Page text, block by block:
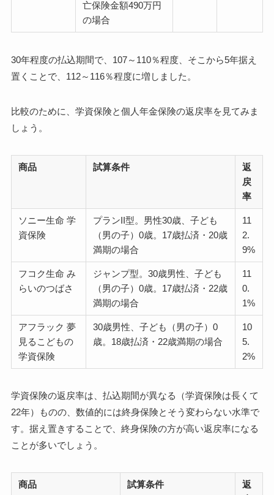
亡保険金額490万円
の場合
30年程度の払込期間で、107～110％程度、そこから5年据え
置くことで、112～116％程度に増しました。
比較のために、学資保険と個人年金保険の返戻率を見てみま
しょう。
商品 試算条件
返
戻
率
ソニー生命 学
資保険
プランII型。男性30歳、子ども
（男の子）0歳。17歳払済・20歳
満期の場合
11
2.
9%
フコク生命 み
らいのつばさ
ジャンプ型。30歳男性、子ども
（男の子）0歳。17歳払済・22歳
満期の場合
11
0.
1%
アフラック 夢
見るこどもの
学資保険
30歳男性、子ども（男の子）0
歳。18歳払済・22歳満期の場合
10
5.
2%
学資保険の返戻率は、払込期間が異なる（学資保険は長くて
22年）ものの、数値的には終身保険とそう変わらない水準で
す。据え置きすることで、終身保険の方が高い返戻率になる
ことが多いでしょう。
商品 試算条件
返